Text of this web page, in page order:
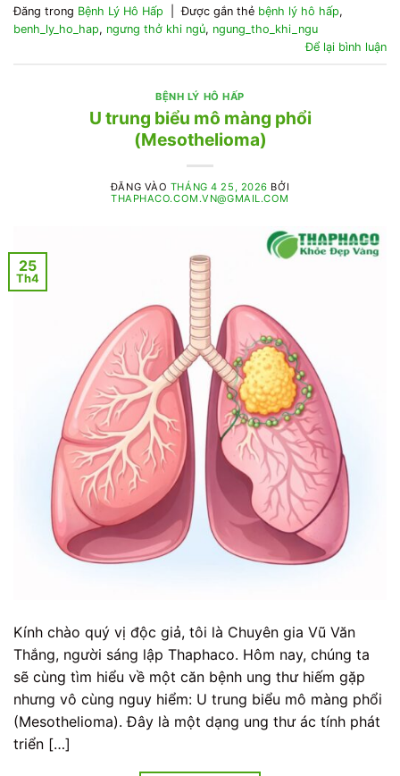
Đăng trong Bệnh Lý Hô Hấp Được gắn thẻ bệnh lý hô hấp,
benh_ly_ho_hap, ngưng thở khi ngủ, ngung_tho_khi_ngu
Để lại bình luận
BỆNH LÝ HÔ HẤP
U trung biểu mô màng phổi
(Mesothelioma)
ĐĂNG VÀO THÁNG 4 25, 2026 BỞI
THAPHACO.COM.VN@GMAIL.COM
25
Th4
Kính chào quý vị độc giả, tôi là Chuyên gia Vũ Văn
Thắng, người sáng lập Thaphaco. Hôm nay, chúng ta
sẽ cùng tìm hiểu về một căn bệnh ung thư hiếm gặp
nhưng vô cùng nguy hiểm: U trung biểu mô màng phổi
(Mesothelioma). Đây là một dạng ung thư ác tính phát
triển […]